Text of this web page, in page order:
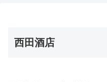
西田酒店